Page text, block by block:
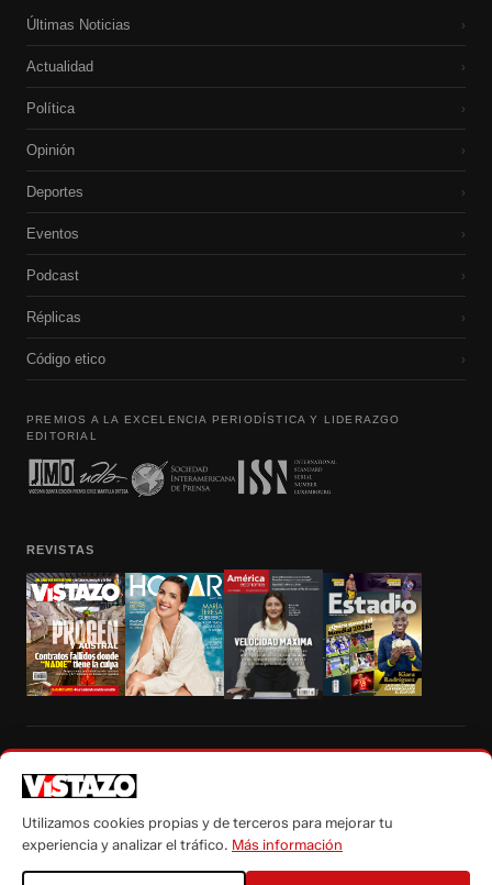
Últimas Noticias ›
Actualidad ›
Política ›
Opinión ›
Deportes ›
Eventos ›
Podcast ›
Réplicas ›
Código etico ›
PREMIOS A LA EXCELENCIA PERIODÍSTICA Y LIDERAZGO
EDITORIAL
REVISTAS
autorización escrita de su titular, de todos los contenidos de Vistazo.com.
Utilizamos cookies propias y de terceros para mejorar tu
experiencia y analizar el tráfico. Más información